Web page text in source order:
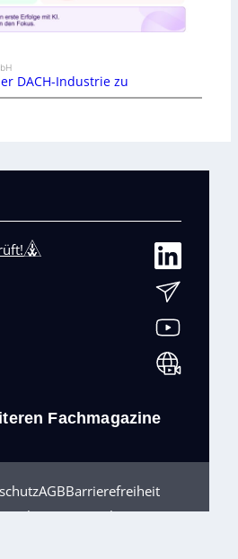
DACH-Industrie zu
Fachmagazine
AGBBarrierefreiheit
Kontakt